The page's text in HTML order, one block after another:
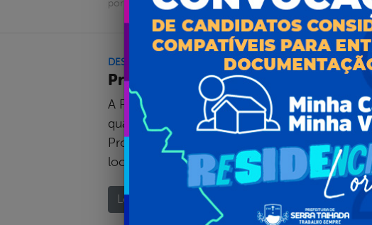
por Ascom, publicado em 02/11/2022 16h16, última
DESTAQUES OBRAS E INFRASTRUTURA
Prefeitura inaugura pavimentação
A Prefeitura de Serra Talhada inaugurou
quadrados de ruas pavimentadas na AABB/
Projetada 01, Rua Projetada 04 e Rua
localidade. O investimento total nas obras foi
Leia mais...